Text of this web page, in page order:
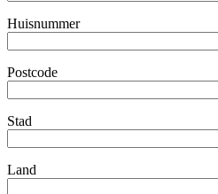
Huisnummer
Postcode
Stad
Land